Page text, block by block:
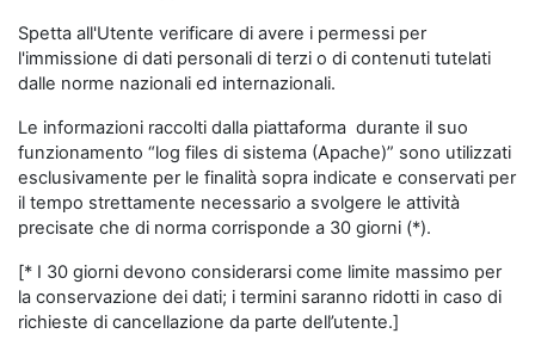
Spetta all'Utente verificare di avere i permessi per
l'immissione di dati personali di terzi o di contenuti tutelati
dalle norme nazionali ed internazionali.
Le informazioni raccolti dalla piattaforma durante il suo
funzionamento “log files di sistema (Apache)” sono utilizzati
esclusivamente per le finalità sopra indicate e conservati per
il tempo strettamente necessario a svolgere le attività
precisate che di norma corrisponde a 30 giorni (*).
[* I 30 giorni devono considerarsi come limite massimo per
la conservazione dei dati; i termini saranno ridotti in caso di
richieste di cancellazione da parte dell’utente.]